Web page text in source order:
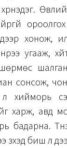
хонож,
угааж,
сонсож,
хийморь
харж, авд
бадарна.
биш л